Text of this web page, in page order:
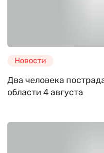
Новости
Два человека
области 4 августа